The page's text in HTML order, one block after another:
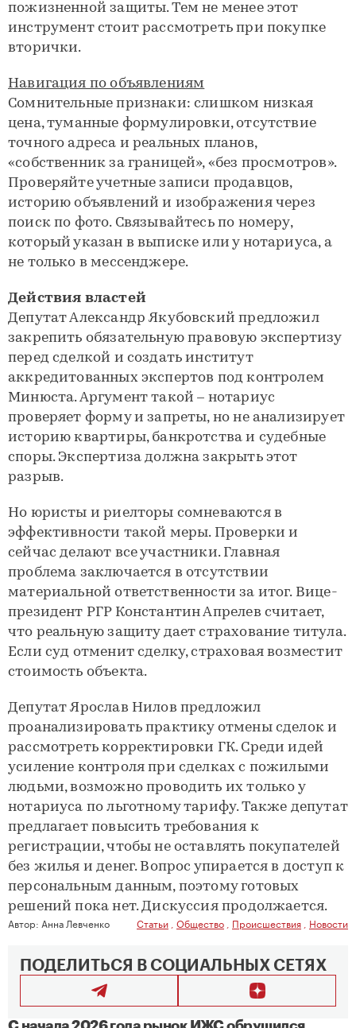
пожизненной защиты. Тем не менее этот
инструмент стоит рассмотреть при покупке
вторички.
Навигация по объявлениям
Сомнительные признаки: слишком низкая
цена, туманные формулировки, отсутствие
точного адреса и реальных планов,
«собственник за границей», «без просмотров».
Проверяйте учетные записи продавцов,
историю объявлений и изображения через
поиск по фото. Связывайтесь по номеру,
который указан в выписке или у нотариуса, а
не только в мессенджере.
Действия властей
Депутат Александр Якубовский предложил
закрепить обязательную правовую экспертизу
перед сделкой и создать институт
аккредитованных экспертов под контролем
Минюста. Аргумент такой – нотариус
проверяет форму и запреты, но не анализирует
историю квартиры, банкротства и судебные
споры. Экспертиза должна закрыть этот
разрыв.
Но юристы и риелторы сомневаются в
эффективности такой меры. Проверки и
сейчас делают все участники. Главная
проблема заключается в отсутствии
материальной ответственности за итог. Вице-
президент РГР Константин Апрелев считает,
что реальную защиту дает страхование титула.
Если суд отменит сделку, страховая возместит
стоимость объекта.
Депутат Ярослав Нилов предложил
проанализировать практику отмены сделок и
рассмотреть корректировки ГК. Среди идей
усиление контроля при сделках с пожилыми
людьми, возможно проводить их только у
нотариуса по льготному тарифу. Также депутат
предлагает повысить требования к
регистрации, чтобы не оставлять покупателей
без жилья и денег. Вопрос упирается в доступ к
персональным данным, поэтому готовых
решений пока нет. Дискуссия продолжается.
Автор: Анна Левченко Статьи Общество Происшествия Новости
ПОДЕЛИТЬСЯ В СОЦИАЛЬНЫХ СЕТЯХ